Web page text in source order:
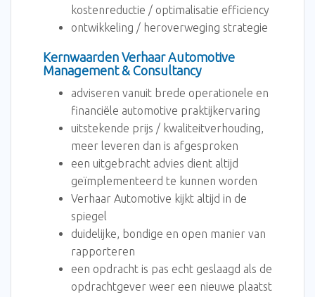
kostenreductie / optimalisatie efficiency
ontwikkeling / heroverweging strategie
Kernwaarden Verhaar Automotive
Management & Consultancy
adviseren vanuit brede operationele en
financiële automotive praktijkervaring
uitstekende prijs / kwaliteitverhouding,
meer leveren dan is afgesproken
een uitgebracht advies dient altijd
geïmplementeerd te kunnen worden
Verhaar Automotive kijkt altijd in de
spiegel
duidelijke, bondige en open manier van
rapporteren
een opdracht is pas echt geslaagd als de
opdrachtgever weer een nieuwe plaatst